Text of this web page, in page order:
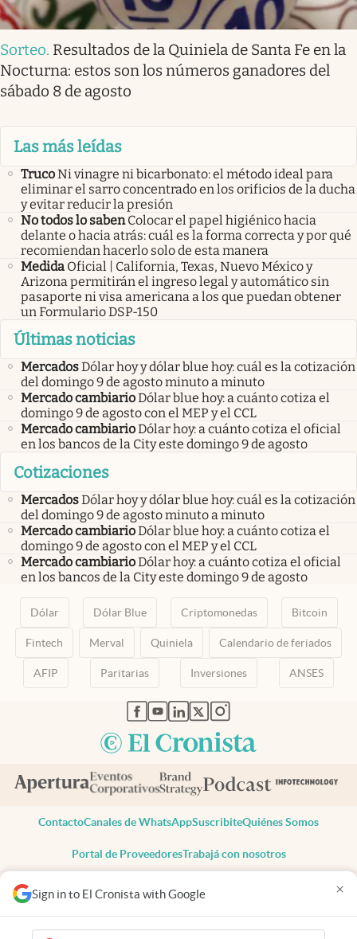
Sign in to El Cronista with Google ×
Sorteo. Resultados de la Quiniela de Santa Fe en la
Nocturna: estos son los números ganadores del
sábado 8 de agosto
Las más leídas
TrucoNi vinagre ni bicarbonato: el método ideal para
eliminar el sarro concentrado en los orificios de la ducha
y evitar reducir la presión
No todos lo saben Colocar el papel higiénico hacia
delante o hacia atrás: cuál es la forma correcta y por qué
recomiendan hacerlo solo de esta manera
Medida Oficial | California, Texas, Nuevo México y
Arizona permitirán el ingreso legal y automático sin
pasaporte ni visa americana a los que puedan obtener
un Formulario DSP-150
Últimas noticias
MercadosDólar hoy y dólar blue hoy: cuál es la cotización
del domingo 9 de agosto minuto a minuto
Mercado cambiarioDólar blue hoy: a cuánto cotiza el
domingo 9 de agosto con el MEP y el CCL
Mercado cambiarioDólar hoy: a cuánto cotiza el oficial
en los bancos de la City este domingo 9 de agosto
Cotizaciones
MercadosDólar hoy y dólar blue hoy: cuál es la cotización
del domingo 9 de agosto minuto a minuto
Mercado cambiarioDólar blue hoy: a cuánto cotiza el
domingo 9 de agosto con el MEP y el CCL
Mercado cambiarioDólar hoy: a cuánto cotiza el oficial
en los bancos de la City este domingo 9 de agosto
Dólar Dólar Blue Criptomonedas Bitcoin
Fintech Merval Quiniela Calendario de feriados
AFIP Paritarias Inversiones ANSES
abre en nueva pestaña
abre en nueva pestaña
abre en nueva pestaña
abre en nueva pestaña
abre en nueva pestaña
ContactoCanales de WhatsAppSuscribiteQuiénes Somos
Portal de ProveedoresTrabajá con nosotros
Todos los derechos reservados
Privacidad